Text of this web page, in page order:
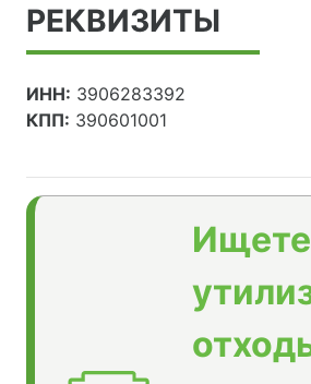
РЕКВИЗИТЫ
ИНН: 3906283392
КПП: 390601001